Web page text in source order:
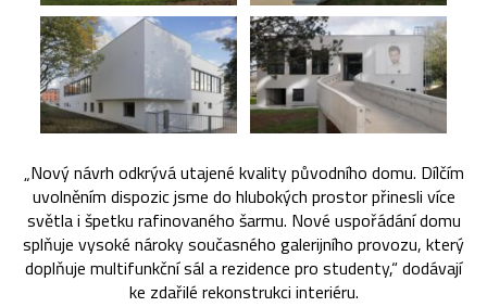
„Nový návrh odkrývá utajené kvality původního domu. Dílčím
uvolněním dispozic jsme do hlubokých prostor přinesli více
světla i špetku rafinovaného šarmu. Nové uspořádání domu
splňuje vysoké nároky současného galerijního provozu, který
doplňuje multifunkční sál a rezidence pro studenty,“ dodávají
ke zdařilé rekonstrukci interiéru.